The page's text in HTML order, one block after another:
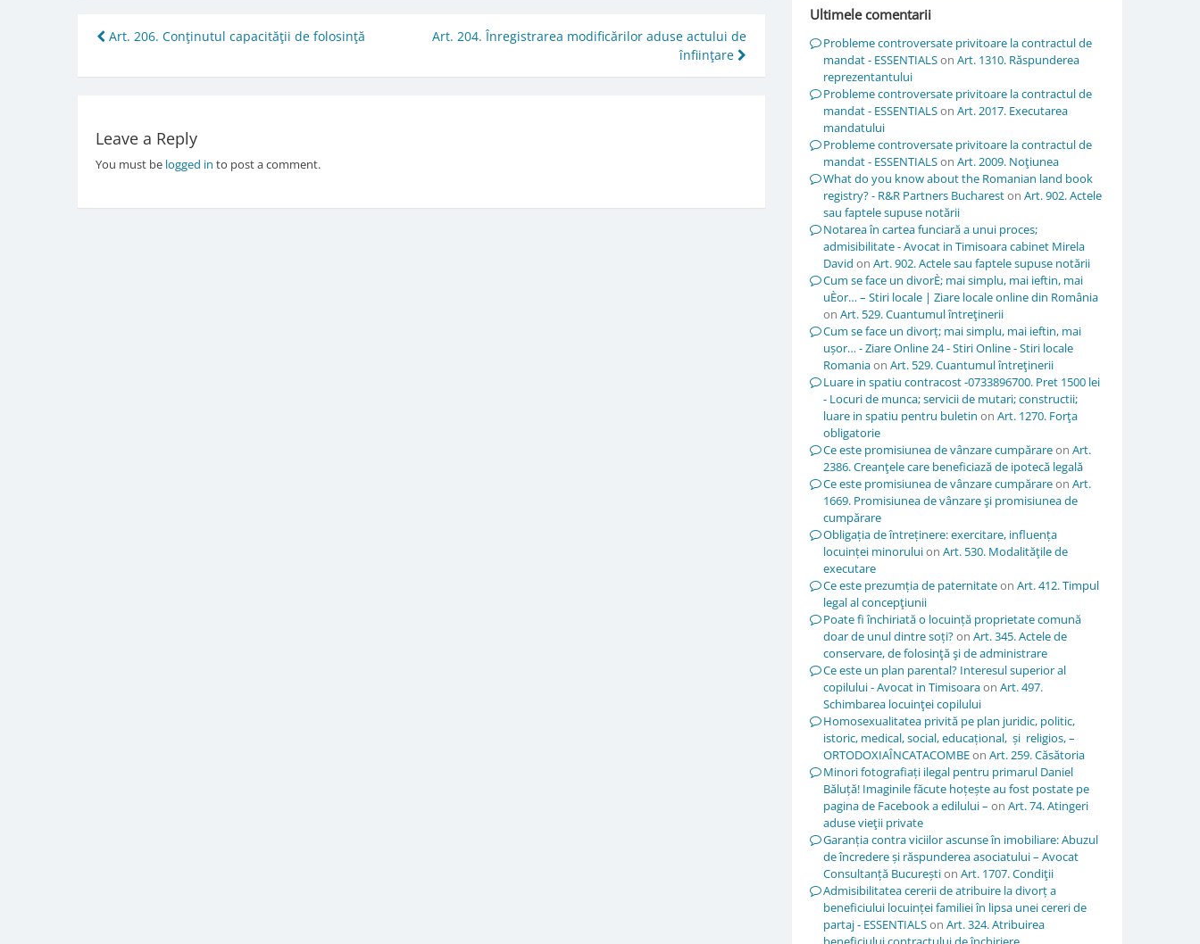
Post
navigation
Art. 206. Conţinutul capacităţii de folosinţă
Art. 204. Înregistrarea modificărilor aduse actului de
înfiinţare
Leave a Reply
You must be logged in to post a comment.
Ultimele comentarii
Probleme controversate privitoare la contractul de
mandat - ESSENTIALSon Art. 1310. Răspunderea
reprezentantului
Probleme controversate privitoare la contractul de
mandat - ESSENTIALSon Art. 2017. Executarea
mandatului
Probleme controversate privitoare la contractul de
mandat - ESSENTIALSon Art. 2009. Noţiunea
What do you know about the Romanian land book
registry? - R&R Partners Buchareston Art. 902. Actele
sau faptele supuse notării
Notarea în cartea funciară a unui proces;
admisibilitate - Avocat in Timisoara cabinet Mirela
David on Art. 902. Actele sau faptele supuse notării
Cum se face un divorÈ; mai simplu, mai ieftin, mai
uÈor… – Stiri locale | Ziare locale online din România
on Art. 529. Cuantumul întreţinerii
Cum se face un divorț; mai simplu, mai ieftin, mai
ușor… - Ziare Online 24 - Stiri Online - Stiri locale
Romaniaon Art. 529. Cuantumul întreţinerii
Luare in spatiu contracost -0733896700. Pret 1500 lei
- Locuri de munca; servicii de mutari; constructii;
luare in spatiu pentru buletin on Art. 1270. Forţa
obligatorie
Ce este promisiunea de vânzare cumpărareon Art.
2386. Creanţele care beneficiază de ipotecă legală
Ce este promisiunea de vânzare cumpărareon Art.
1669. Promisiunea de vânzare şi promisiunea de
cumpărare
Obligația de întreținere: exercitare, influența
locuinței minoruluion Art. 530. Modalităţile de
executare
Ce este prezumția de paternitateon Art. 412. Timpul
legal al concepţiunii
Poate fi închiriată o locuință proprietate comună
doar de unul dintre soți?on Art. 345. Actele de
conservare, de folosinţă şi de administrare
Ce este un plan parental? Interesul superior al
copilului - Avocat in Timisoaraon Art. 497.
Schimbarea locuinţei copilului
Homosexualitatea privită pe plan juridic, politic,
istoric, medical, social, educațional, și religios, –
ORTODOXIAÎNCATACOMBEon Art. 259. Căsătoria
Minori fotografiați ilegal pentru primarul Daniel
Băluță! Imaginile făcute hoțește au fost postate pe
pagina de Facebook a edilului – on Art. 74. Atingeri
aduse vieţii private
Garanția contra viciilor ascunse în imobiliare: Abuzul
de încredere și răspunderea asociatului – Avocat
Consultanță Bucureștion Art. 1707. Condiţii
Admisibilitatea cererii de atribuire la divorț a
beneficiului locuinței familiei în lipsa unei cereri de
partaj - ESSENTIALSon Art. 324. Atribuirea